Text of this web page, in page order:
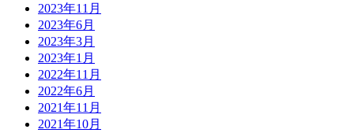
2023年11月
2023年6月
2023年3月
2023年1月
2022年11月
2022年6月
2021年11月
2021年10月